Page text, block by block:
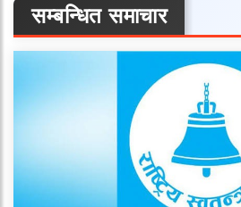
सम्बन्धित समाचार